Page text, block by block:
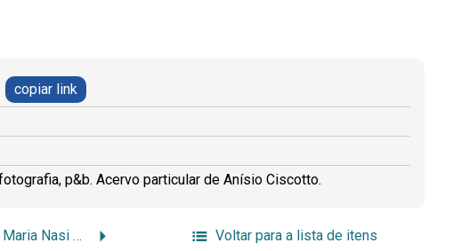
copiar link
p&b. Acervo particular de Anísio Ciscotto.
Cônsul Giovanni Maria Nasi e vice-cônsul Belli di Sardis Voltar para a lista de itens